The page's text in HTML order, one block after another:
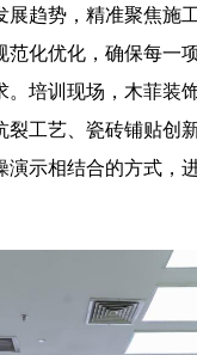
趋势，精准聚焦施
化优化，确保每一
培训现场，木菲装
工艺、瓷砖铺贴创
示相结合的方式，